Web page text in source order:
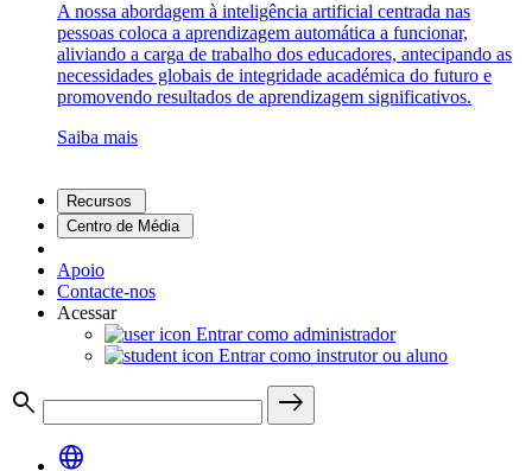
A nossa abordagem à inteligência artificial centrada nas
pessoas coloca a aprendizagem automática a funcionar,
aliviando a carga de trabalho dos educadores, antecipando as
necessidades globais de integridade académica do futuro e
promovendo resultados de aprendizagem significativos.
Saiba mais
Recursos
Centro de Média
Apoio
Contacte-nos
Acessar
Entrar como administrador
Entrar como instrutor ou aluno
search
east
language